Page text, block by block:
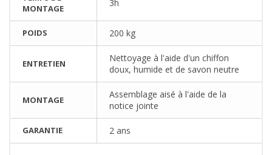
MONTAGE
3h
POIDS 200 kg
ENTRETIEN
Nettoyage à l'aide d'un chiffon
doux, humide et de savon neutre
MONTAGE
Assemblage aisé à l'aide de la
notice jointe
GARANTIE 2 ans